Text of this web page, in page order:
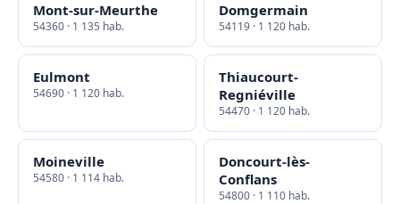
Mont-sur-Meurthe
54360 · 1 135 hab.
Domgermain
54119 · 1 120 hab.
Eulmont
54690 · 1 120 hab.
Thiaucourt-
Regniéville
54470 · 1 120 hab.
Moineville
54580 · 1 114 hab.
Doncourt-lès-
Conflans
54800 · 1 110 hab.